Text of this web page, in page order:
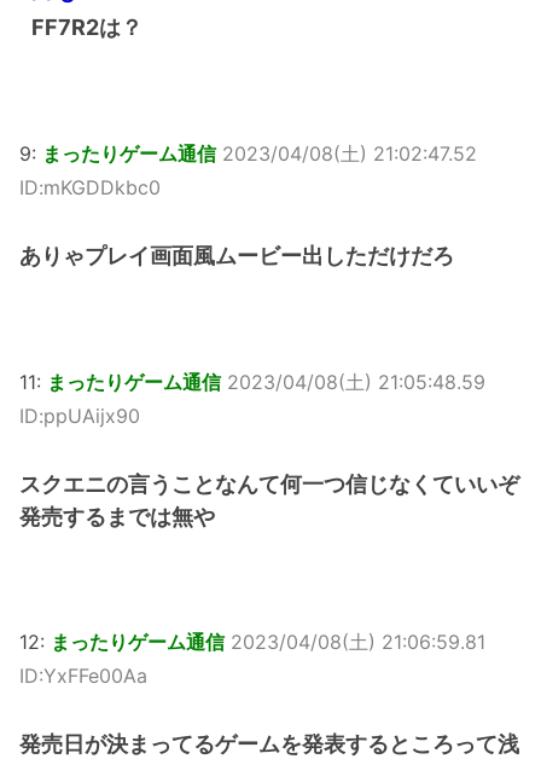
FF7R2は？
9: まったりゲーム通信 2023/04/08(土) 21:02:47.52
ID:mKGDDkbc0
ありゃプレイ画面風ムービー出しただけだろ
11: まったりゲーム通信 2023/04/08(土) 21:05:48.59
ID:ppUAijx90
スクエニの言うことなんて何一つ信じなくていいぞ
発売するまでは無や
12: まったりゲーム通信 2023/04/08(土) 21:06:59.81
ID:YxFFe00Aa
発売日が決まってるゲームを発表するところって浅